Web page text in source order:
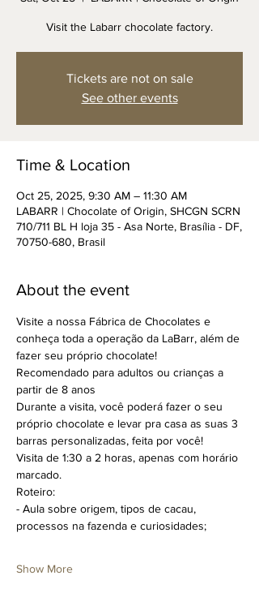
Visit the Labarr chocolate factory.
Tickets are not on sale
See other events
Time & Location
Oct 25, 2025, 9:30 AM – 11:30 AM
LABARR | Chocolate of Origin, SHCGN SCRN
710/711 BL H loja 35 - Asa Norte, Brasília - DF,
70750-680, Brasil
About the event
Visite a nossa Fábrica de Chocolates e
conheça toda a operação da LaBarr, além de
fazer seu próprio chocolate!
Recomendado para adultos ou crianças a
partir de 8 anos
Durante a visita, você poderá fazer o seu
próprio chocolate e levar pra casa as suas 3
barras personalizadas, feita por você!
Visita de 1:30 a 2 horas, apenas com horário
marcado.
Roteiro:
- Aula sobre origem, tipos de cacau,
processos na fazenda e curiosidades;
Show More